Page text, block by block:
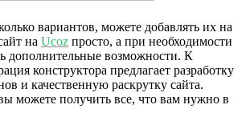
вариантов, можете добавлять их на
на Ucoz просто, а при необходимости
дополнительные возможности. К
конструктора предлагает разработку
и качественную раскрутку сайта.
можете получить все, что вам нужно в